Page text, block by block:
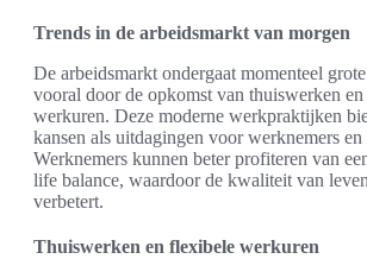
Trends in de arbeidsmarkt van morgen
De arbeidsmarkt ondergaat momenteel
vooral door de opkomst van thuiswerken
werkuren. Deze moderne werkpraktijken
kansen als uitdagingen voor werknemers
Werknemers kunnen beter profiteren van
life balance, waardoor de kwaliteit van
verbetert.
Thuiswerken en flexibele werkuren